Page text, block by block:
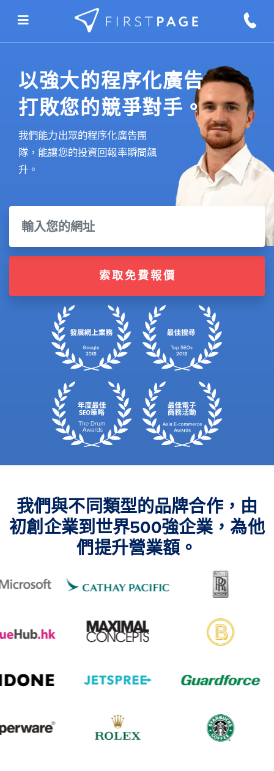
以強大的程序化廣告
打敗您的競爭對手。
我們能力出眾的程序化廣告團
隊，能讓您的投資回報率瞬間飆
升。
索取免費報價
我們與不同類型的品牌合作，由
初創企業到世界500強企業，為他
們提升營業額。